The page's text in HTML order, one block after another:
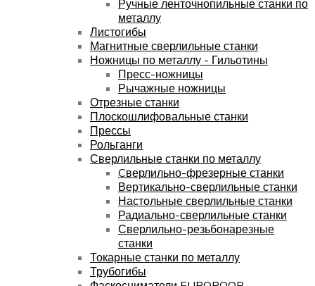
Ручные ленточнопильные станки по
металлу
Листогибы
Магнитные сверлильные станки
Ножницы по металлу - Гильотины
Пресс-ножницы
Рычажные ножницы
Отрезные станки
Плоскошлифовальные станки
Прессы
Рольганги
Сверлильные станки по металлу
Cверлильно-фрезерные станки
Вертикально-сверлильные станки
Настольные сверлильные станки
Радиально-сверлильные станки
Сверлильно-резьбонарезные
станки
Токарные станки по металлу
Трубогибы